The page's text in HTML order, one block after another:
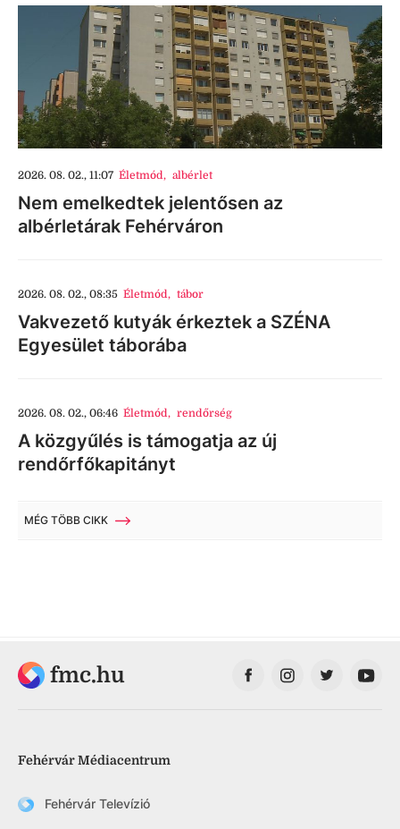
2026. 08. 02., 11:07 Életmód, albérlet
Nem emelkedtek jelentősen az
albérletárak Fehérváron
2026. 08. 02., 08:35 Életmód, tábor
Vakvezető kutyák érkeztek a SZÉNA
Egyesület táborába
2026. 08. 02., 06:46 Életmód, rendőrség
A közgyűlés is támogatja az új
rendőrfőkapitányt
MÉG TÖBB CIKK
fmc.hu
Fehérvár Médiacentrum
Fehérvár Televízió